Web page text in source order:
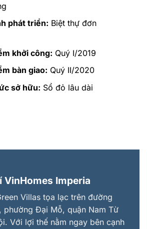
phát triển: Biệt thự đơn
khởi công: Quý I/2019
bàn giao: Quý II/2020
sở hữu: Sổ đỏ lâu dài
VinHomes Imperia
Villas tọa lạc trên đường
phường Đại Mỗ, quận Nam Từ
Với lợi thế nằm ngay bên cạnh